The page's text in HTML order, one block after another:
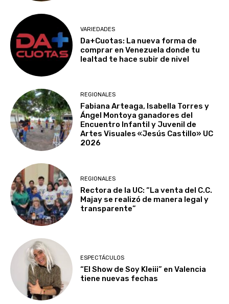
VARIEDADES
Da+Cuotas: La nueva forma de
comprar en Venezuela donde tu
lealtad te hace subir de nivel
REGIONALES
Fabiana Arteaga, Isabella Torres y
Ángel Montoya ganadores del
Encuentro Infantil y Juvenil de
Artes Visuales «Jesús Castillo» UC
2026
REGIONALES
Rectora de la UC: “La venta del C.C.
Majay se realizó de manera legal y
transparente”
ESPECTÁCULOS
“El Show de Soy Kleiii” en Valencia
tiene nuevas fechas